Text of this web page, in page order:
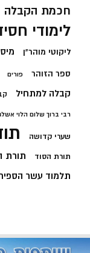
חכמת הקבלה
לימודי
ליקוטי מוהר"ן
ספר הזוהר פורים
קבלה למתחיל
רבי ברוך שלום הלוי
שערי קדושה
תורת הסוד תורת
תלמוד עשר